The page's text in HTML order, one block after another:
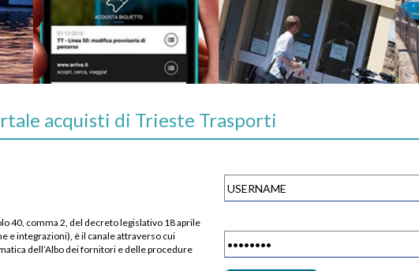
acquisti di Trieste Trasporti
40, comma 2, del decreto legislativo 18 aprile
e integrazioni), è il canale attraverso cui
dell’Albo dei fornitori e delle procedure